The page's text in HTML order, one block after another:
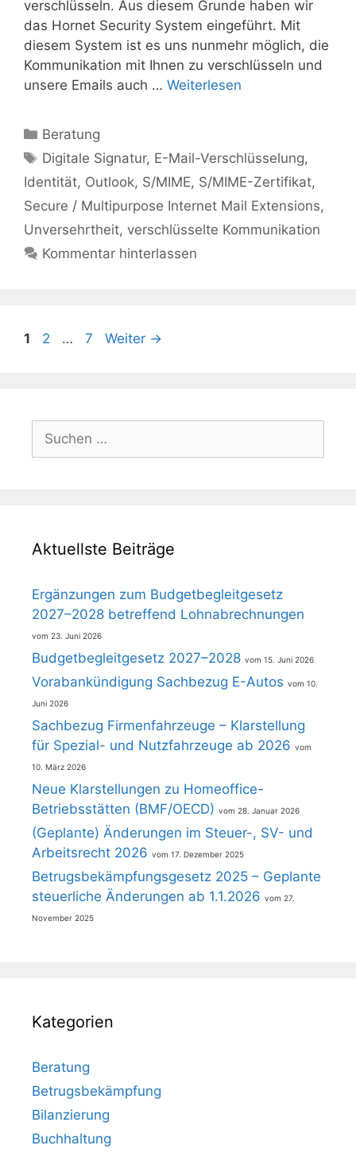
verschlüsseln. Aus diesem Grunde haben wir
das Hornet Security System eingeführt. Mit
diesem System ist es uns nunmehr möglich, die
Kommunikation mit Ihnen zu verschlüsseln und
unsere Emails auch … Weiterlesen
Kategorien
Beratung
Schlagwörter
Digitale Signatur, E-Mail-Verschlüsselung,
Identität, Outlook, S/MIME, S/MIME-Zertifikat,
Secure / Multipurpose Internet Mail Extensions,
Unversehrtheit, verschlüsselte Kommunikation
Kommentar hinterlassen
Seite
1 Seite
2 … Seite
7 Weiter →
nach:
Aktuellste Beiträge
Ergänzungen zum Budgetbegleitgesetz
2027–2028 betreffend Lohnabrechnungen
23. Juni 2026
Budgetbegleitgesetz 2027–2028 15. Juni 2026
Vorabankündigung Sachbezug E-Autos 10.
Juni 2026
Sachbezug Firmenfahrzeuge – Klarstellung
für Spezial- und Nutzfahrzeuge ab 2026
10. März 2026
Neue Klarstellungen zu Homeoffice-
Betriebsstätten (BMF/OECD)
28. Januar 2026
(Geplante) Änderungen im Steuer-, SV- und
Arbeitsrecht 2026
17. Dezember 2025
Betrugsbekämpfungsgesetz 2025 – Geplante
steuerliche Änderungen ab 1.1.2026
27.
November 2025
Kategorien
Beratung
Betrugsbekämpfung
Bilanzierung
Buchhaltung